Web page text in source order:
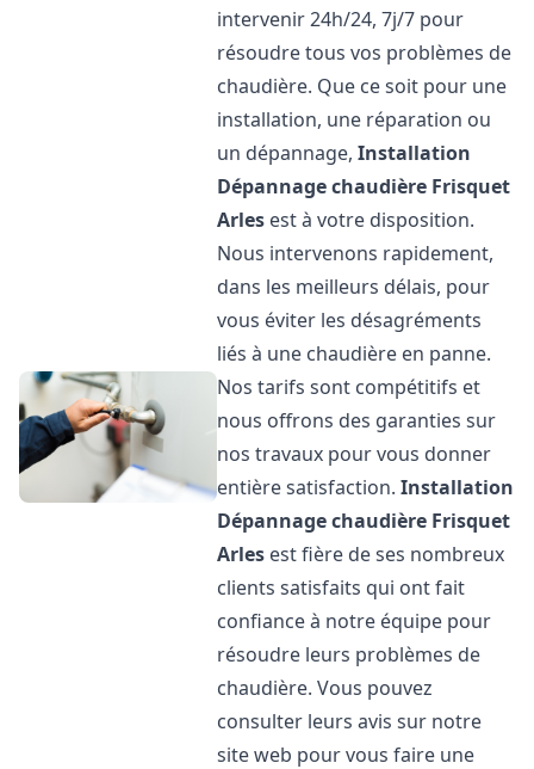
intervenir 24h/24, 7j/7 pour
résoudre tous vos problèmes de
chaudière. Que ce soit pour une
installation, une réparation ou
un dépannage,Installation
Dépannage chaudière Frisquet
Arles est à votre disposition.
Nous intervenons rapidement,
dans les meilleurs délais, pour
vous éviter les désagréments
liés à une chaudière en panne.
Nos tarifs sont compétitifs et
nous offrons des garanties sur
nos travaux pour vous donner
entière satisfaction.Installation
Dépannage chaudière Frisquet
Arles est fière de ses nombreux
clients satisfaits qui ont fait
confiance à notre équipe pour
résoudre leurs problèmes de
chaudière. Vous pouvez
consulter leurs avis sur notre
site web pour vous faire une